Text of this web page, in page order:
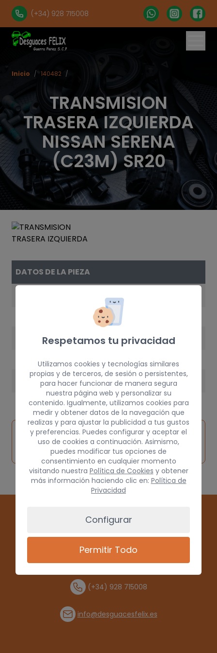
(+34) 928 715008
TRANSMISION
TRASERA IZQUIERDA
NISSAN SERENA
(C23M) SR20
Inicio / 140482 /
DATOS DE LA PIEZA
PESO
Inspeccionar
vehículo de
Solicitar
pieza
Consultar
por
(+34) 928 715008
info@desguacesfelix.es
Respetamos tu privacidad
Utilizamos cookies y tecnologías similares
propias y de terceros, de sesión o persistentes,
para hacer funcionar de manera segura
nuestra página web y personalizar su
contenido. Igualmente, utilizamos cookies para
medir y obtener datos de la navegación que
realizas y para ajustar la publicidad a tus gustos
y preferencias. Puedes configurar y aceptar el
uso de cookies a continuación. Asimismo,
puedes modificar tus opciones de
consentimiento en cualquier momento
visitando nuestra Política de Cookies y obtener
más información haciendo clic en: Política de
Privacidad
Configurar
Permitir Todo